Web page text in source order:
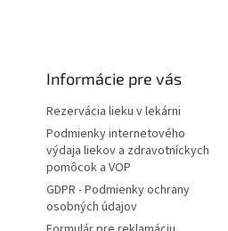
Informácie pre vás
Rezervácia lieku v lekárni
Podmienky internetového
výdaja liekov a zdravotníckych
pomôcok a VOP
GDPR - Podmienky ochrany
osobných údajov